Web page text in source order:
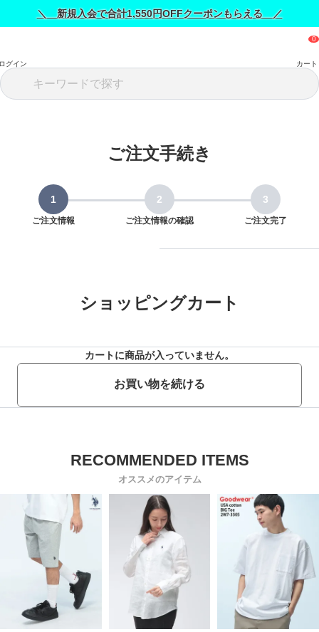
＼ 新規入会で合計1,550円OFFクーポンもらえる ／
グイン カート
ご注文手続き
ご注文情報 ご注文情報の確認 ご注文完了
ショッピングカート
カートに商品が入っていません。
お買い物を続ける
オススメのアイテム